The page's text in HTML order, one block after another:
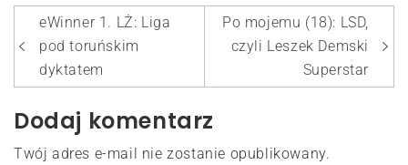
Nawigacja
wpisu
eWinner 1. LŻ: Liga
pod toruńskim
dyktatem
Po mojemu (18): LSD,
czyli Leszek Demski
Superstar
Dodaj komentarz
Twój adres e-mail nie zostanie opublikowany.